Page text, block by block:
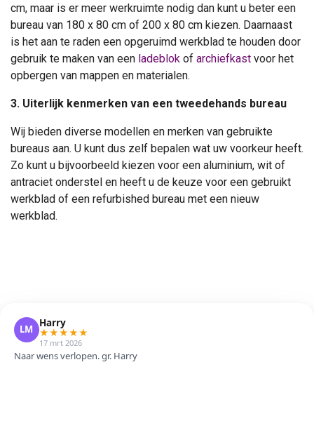
cm, maar is er meer werkruimte nodig dan kunt u beter een
bureau van 180 x 80 cm of 200 x 80 cm kiezen. Daarnaast
is het aan te raden een opgeruimd werkblad te houden door
gebruik te maken van een ladeblok of archiefkast voor het
opbergen van mappen en materialen.
3. Uiterlijk kenmerken van een tweedehands bureau
Wij bieden diverse modellen en merken van gebruikte
bureaus aan. U kunt dus zelf bepalen wat uw voorkeur heeft.
Zo kunt u bijvoorbeeld kiezen voor een aluminium, wit of
antraciet onderstel en heeft u de keuze voor een gebruikt
werkblad of een refurbished bureau met een nieuw
werkblad.
RD
Gert Jan
★★★★★
11 mrt 2026
Makkelijk. Mooie weergave. Goede producten. Eerste keer voor mij.